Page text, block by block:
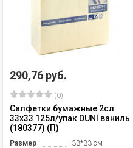
290,76 руб.
(0)
Салфетки бумажные 2сл
33х33 125л/упак DUNI ваниль
(180377) (П)
Размер
33*33 см